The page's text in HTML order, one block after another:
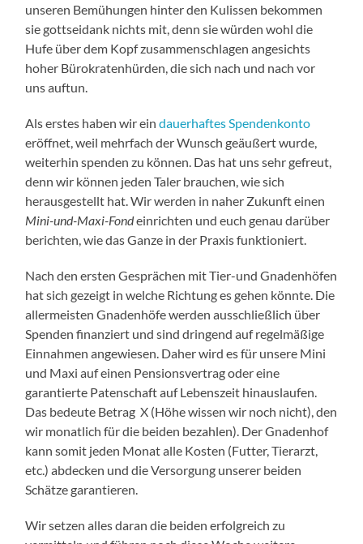
unseren Bemühungen hinter den Kulissen bekommen
sie gottseidank nichts mit, denn sie würden wohl die
Hufe über dem Kopf zusammenschlagen angesichts
hoher Bürokratenhürden, die sich nach und nach vor
uns auftun.
Als erstes haben wir eindauerhaftes Spendenkonto
eröffnet, weil mehrfach der Wunsch geäußert wurde,
weiterhin spenden zu können. Das hat uns sehr gefreut,
denn wir können jeden Taler brauchen, wie sich
herausgestellt hat. Wir werden in naher Zukunft einen
Mini-und-Maxi-Fondeinrichten und euch genau darüber
berichten, wie das Ganze in der Praxis funktioniert.
Nach den ersten Gesprächen mit Tier-und Gnadenhöfen
hat sich gezeigt in welche Richtung es gehen könnte. Die
allermeisten Gnadenhöfe werden ausschließlich über
Spenden finanziert und sind dringend auf regelmäßige
Einnahmen angewiesen. Daher wird es für unsere Mini
und Maxi auf einen Pensionsvertrag oder eine
garantierte Patenschaft auf Lebenszeit hinauslaufen.
Das bedeute Betrag X (Höhe wissen wir noch nicht), den
wir monatlich für die beiden bezahlen). Der Gnadenhof
kann somit jeden Monat alle Kosten (Futter, Tierarzt,
etc.) abdecken und die Versorgung unserer beiden
Schätze garantieren.
Wir setzen alles daran die beiden erfolgreich zu